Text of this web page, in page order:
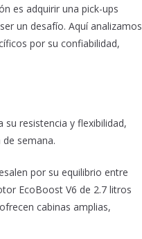
es adquirir una pick-ups
un desafío. Aquí analizamos
por su confiabilidad,
su resistencia y flexibilidad,
semana.
por su equilibrio entre
EcoBoost V6 de 2.7 litros
cabinas amplias,